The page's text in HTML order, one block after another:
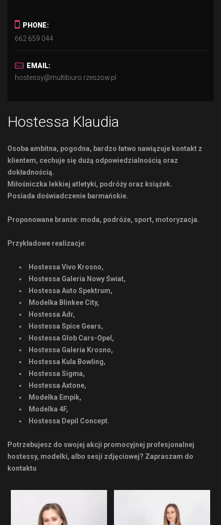
PHONE:
662 659 044
EMAIL:
hostessy@multibiuro.rzeszow.pl
Hostessa Klaudia
Osoba ambitna, pogodna, bardzo łatwo nawiązuje kontakt z
klientem, cechuje się dużą odpowiedzialnością oraz
dokładnością.
Miłośniczka lekkiej atletyki, podróży oraz książek.
Posiada doświadczenie barmańskie.
Proponowane branże: moda, podróże, sport, motoryzacja.
Przykładowe realizacje:
Hostessa Vivo Krosno,
Hostessa Galeria Nowy Świat,
Hostessa Auto Spektrum,
Modelka Blinkee City,
Hostessa Adr,
Hostessa Spice Gears,
Hostessa Glob Cars-Opel,
Hostessa Galeria Krosno,
Hostessa Kula Bowling,
Hostessa Sigma,
Hostessa Axtone,
Modelka Empik,
Modelka 4F,
Hostessa Depil Concept.
Potrzebujesz do swojej akcji promocyjnej profesjonalnej
hostessy, modelki, albo sesji zdjęciowej? Zapraszam do
kontaktu